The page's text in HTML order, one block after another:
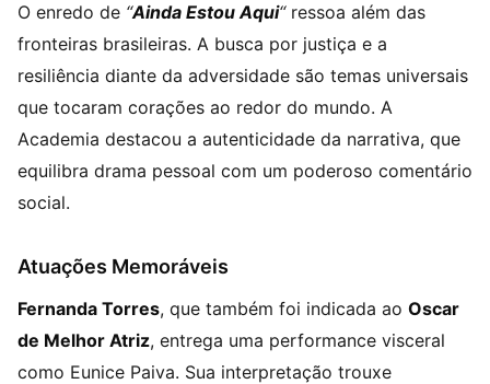
O enredo de “Ainda Estou Aqui“ressoa além das
fronteiras brasileiras. A busca por justiça e a
resiliência diante da adversidade são temas universais
que tocaram corações ao redor do mundo. A
Academia destacou a autenticidade da narrativa, que
equilibra drama pessoal com um poderoso comentário
social.
Atuações Memoráveis
Fernanda Torres, que também foi indicada ao Oscar
de Melhor Atriz, entrega uma performance visceral
como Eunice Paiva. Sua interpretação trouxe